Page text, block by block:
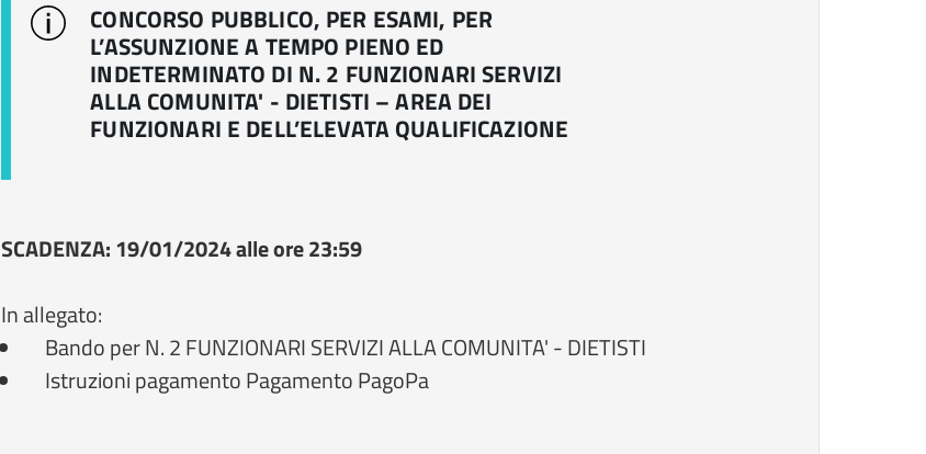
CONCORSO PUBBLICO, PER ESAMI, PER
L’ASSUNZIONE A TEMPO PIENO ED
INDETERMINATO DI N. 2 FUNZIONARI SERVIZI
ALLA COMUNITA' - DIETISTI – AREA DEI
FUNZIONARI E DELL’ELEVATA QUALIFICAZIONE
SCADENZA: 19/01/2024 alle ore 23:59
In allegato:
Bando per N. 2 FUNZIONARI SERVIZI ALLA COMUNITA' - DIETISTI
Istruzioni pagamento Pagamento PagoPa